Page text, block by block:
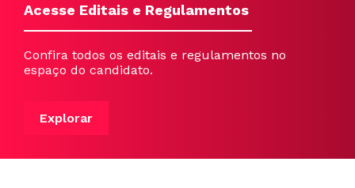
Acesse Editais e Regulamentos
Confira todos os editais e regulamentos no
espaço do candidato.
Explorar